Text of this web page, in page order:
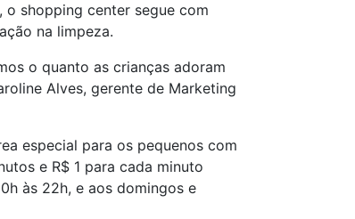
shopping center segue com
na limpeza.
o quanto as crianças adoram
Alves, gerente de Marketing
especial para os pequenos com
e R$ 1 para cada minuto
às 22h, e aos domingos e